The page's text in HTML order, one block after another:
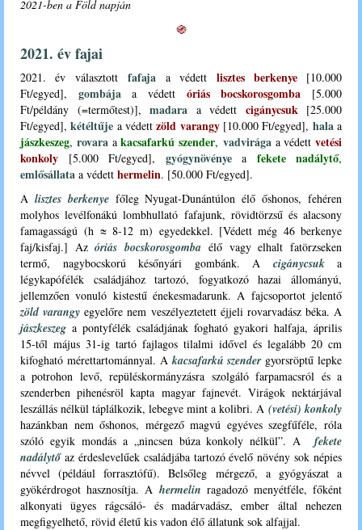
2021-ben a Föld napján
֍
2021. év fajai
2021. év választott fafaja a védett lisztes berkenye[10.000
Ft/egyed], gombájaa védett óriás bocskorosgomba [5.000
Ft/példány (=termőtest)], madara a védett cigánycsuk [25.000
Ft/egyed],kétéltűje a védettzöld varangy [10.000 Ft/egyed], halaa
jászkeszeg, rovaraakacsafarkú szender, vadvirága a védett vetési
konkoly
[5.000 Ft/egyed], gyógynövényea fekete nadálytő,
emlősállata a védett hermelin. [50.000 Ft/egyed].
A lisztes berkenyefőleg Nyugat-Dunántúlon élő őshonos, fehéren
molyhos levélfonákú lombhullató fafajunk, rövidtörzsű és alacsony
famagasságú(h ≈ 8-12 m) egyedekkel. [Védett még 46 berkenye
faj/kisfaj.] Azóriás bocskorosgomba élő vagy elhalt fatörzseken
termő, nagybocskorú későnyári gombánk. A cigánycsuka
légykapófélék családjához tartozó, fogyatkozó hazai állományú,
jellemzően vonuló kistestű énekesmadarunk. A fajcsoportot jelentő
zöld varangyegyelőre nem veszélyeztetett éjjeli rovarvadász béka. A
jászkeszeg a pontyfélék családjának fogható gyakori halfaja, április
15-től május 31-ig tartó fajlagos tilalmi idővel és legalább 20 cm
kifogható mérettartománnyal. Akacsafarkú szendergyorsröptű lepke
a potrohon levő, repüléskormányzásra szolgáló farpamacsról és a
szenderben pihenésröl kapta magyar fajnevét. Virágok nektárjával
leszállás nélkül táplálkozik, lebegve mint a kolibri. A (vetési) konkoly
hazánkban nem őshonos, mérgező magvú egyéves szegfűféle, róla
szóló egyik mondás a „nincsen búza konkoly nélkül”. A
fekete
nadálytő az érdeslevelűek családjába tartozó évelő növény sok népies
névvel (például forrasztófű). Belsőleg mérgező, a gyógyászat a
gyökérdrogot hasznosítja. A hermelin ragadozó menyétféle, főként
alkonyati ügyes rágcsáló- és madárvadász, ember által nehezen
megfigyelhető, rövid életű kis vadon élő állatunk sok alfajjal.